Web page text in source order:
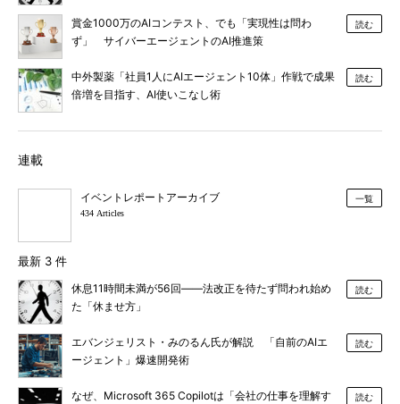
賞金1000万のAIコンテスト、でも「実現性は問わ
ず」 サイバーエージェントのAI推進策
読む
中外製薬「社員1人にAIエージェント10体」作戦で成果
倍増を目指す、AI使いこなし術
読む
連載
イベントレポートアーカイブ
434 Articles
一覧
最新 3 件
休息11時間未満が56回――法改正を待たず問われ始め
た「休ませ方」
読む
エバンジェリスト・みのるん氏が解説 「自前のAIエ
ージェント」爆速開発術
読む
なぜ、Microsoft 365 Copilotは「会社の仕事を理解す
読む